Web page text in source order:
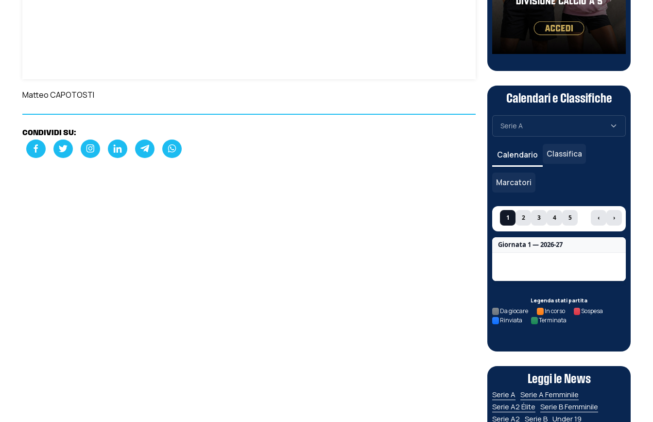
Matteo CAPOTOSTI
CONDIVIDI SU:
Calendari e Classifiche
Calendario Classifica
Marcatori
1 2 3 4 5 ‹ ›
Giornata 1 — 2026-27
Legenda stati partita
Da giocare In corso
Sospesa
Rinviata
Terminata
Leggi le News
Serie A Serie A Femminile
Serie A2 Élite Serie B Femminile
Serie A2 Serie B Under 19